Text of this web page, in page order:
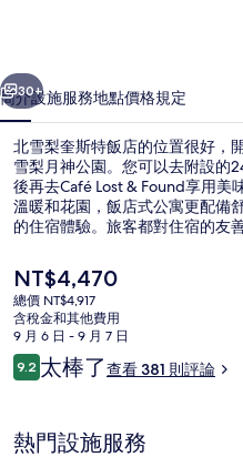
店
的
相
片
集
個 下一個
30+
簡介設施服務地點價格規定
北雪梨奎斯特飯店的位置很好，
雪梨月神公園。您可以去附設的
後再去Café Lost & Found享用美
溫暖和花園，飯店式公寓更配備
的住宿體驗。旅客都對住宿的友
目
前
的
價
格
是
NT$4,470
總價 NT$4,917
含稅金和其他費用
9 月 6 日 - 9 月 7 日
評
論
9.29.2 分，滿分 10 分，
太棒了查看 381 則評論
熱門設施服務